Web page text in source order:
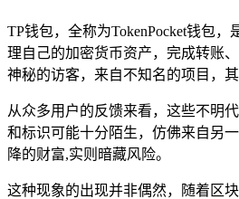
TP钱包，全称为TokenPocket钱包
理自己的加密货币资产，完成转账
神秘的访客，来自不知名的项目，
从众多用户的反馈来看，这些不明
和标识可能十分陌生，仿佛来自另
降的财富,实则暗藏风险。
这种现象的出现并非偶然，随着区